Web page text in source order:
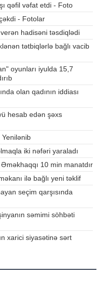
qəfil vəfat etdi - Foto
- Fotolar
verən hadisəni təsdiqlədi
tətbiqlərlə bağlı vacib
oyunları iyulda 15,7
olan qadının iddiası
hesab edən şəxs
Yenilənib
iki nəfəri yaraladı
10 min manatdır
ilə bağlı yeni təklif
seçim qarşısında
səmimi söhbəti
xarici siyasətinə sərt